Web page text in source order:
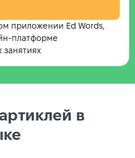
приложении Ed Words,
платформе
занятиях
в